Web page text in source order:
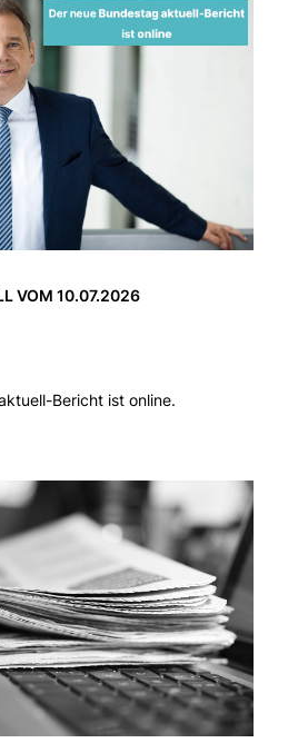
VOM 10.07.2026
Bericht ist online.